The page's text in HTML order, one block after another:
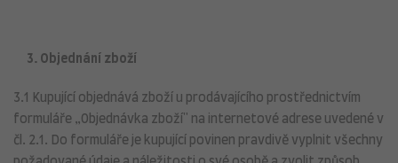
3. Objednání zboží
3.1 Kupující objednává zboží u prodávajícího prostřednictvím
formuláře „Objednávka zboží" na internetové adrese uvedené v
čl. 2.1. Do formuláře je kupující povinen pravdivě vyplnit všechny